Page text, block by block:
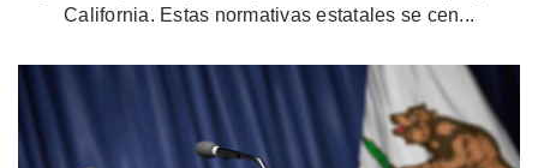
California. Estas normativas estatales se cen...